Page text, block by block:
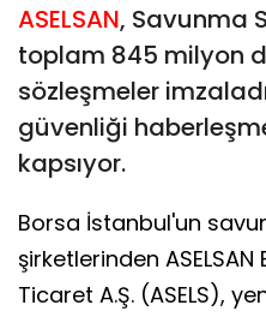
ASELSAN, Savunma
toplam 845 milyon
sözleşmeler
güvenliği
kapsıyor.
Borsa İstanbul'un
şirketlerinden
Ticaret A.Ş. (ASELS),